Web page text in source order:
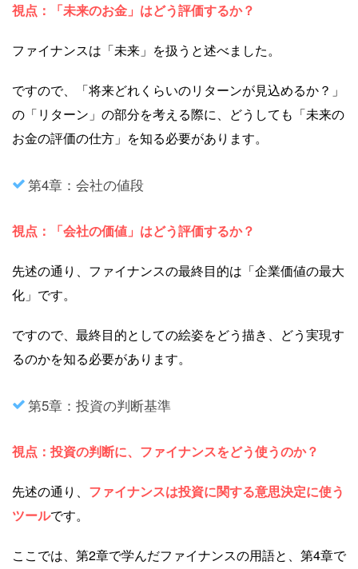
視点：「未来のお金」はどう評価するか？
ファイナンスは「未来」を扱うと述べました。
ですので、「将来どれくらいのリターンが見込めるか？」
の「リターン」の部分を考える際に、どうしても「未来の
お金の評価の仕方」を知る必要があります。
第4章：会社の値段
視点：「会社の価値」はどう評価するか？
先述の通り、ファイナンスの最終目的は「企業価値の最大
化」です。
ですので、最終目的としての絵姿をどう描き、どう実現す
るのかを知る必要があります。
第5章：投資の判断基準
視点：投資の判断に、ファイナンスをどう使うのか？
先述の通り、 ファイナンスは投資に関する意思決定に使う
ツールです。
ここでは、第2章で学んだファイナンスの用語と、第4章で